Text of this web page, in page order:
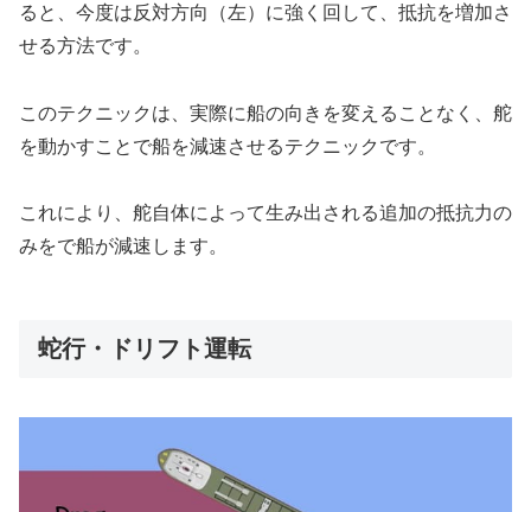
ると、今度は反対方向（左）に強く回して、抵抗を増加さ
せる方法です。
このテクニックは、実際に船の向きを変えることなく、舵
を動かすことで船を減速させるテクニックです。
これにより、舵自体によって生み出される追加の抵抗力の
みをで船が減速します。
蛇行・ドリフト運転